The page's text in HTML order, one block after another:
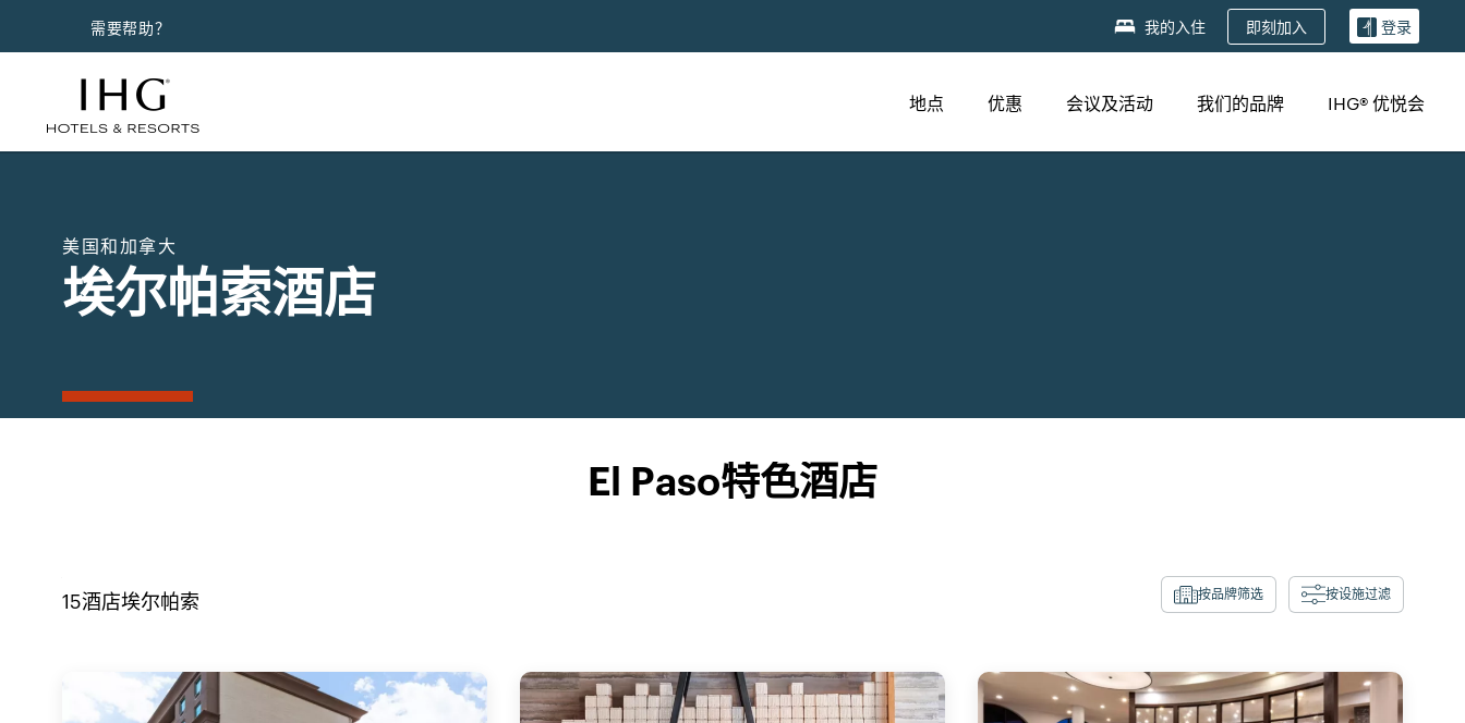
需要帮助？ 我的入住 即刻加入 登录
地点 优惠 会议及活动 我们的品牌 IHG® 优悦会
美国和加拿大
埃尔帕索酒店
El Paso特色酒店
15酒店埃尔帕索 按品牌筛选 按设施过滤